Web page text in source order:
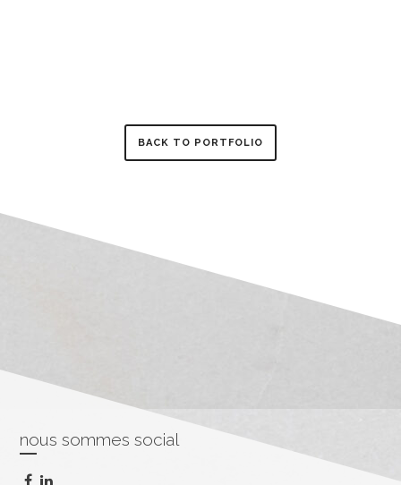
BACK TO PORTFOLIO
nous sommes social